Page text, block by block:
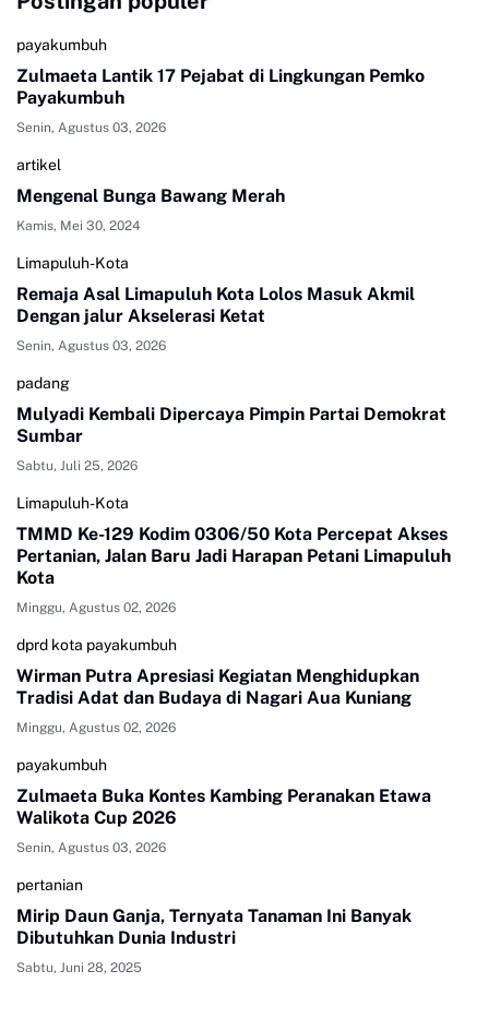
payakumbuh
Zulmaeta Lantik 17 Pejabat di Lingkungan Pemko
Payakumbuh
Senin, Agustus 03, 2026
artikel
Mengenal Bunga Bawang Merah
Kamis, Mei 30, 2024
Limapuluh-Kota
Remaja Asal Limapuluh Kota Lolos Masuk Akmil
Dengan jalur Akselerasi Ketat
Senin, Agustus 03, 2026
padang
Mulyadi Kembali Dipercaya Pimpin Partai Demokrat
Sumbar
Sabtu, Juli 25, 2026
Limapuluh-Kota
TMMD Ke-129 Kodim 0306/50 Kota Percepat Akses
Pertanian, Jalan Baru Jadi Harapan Petani Limapuluh
Kota
Minggu, Agustus 02, 2026
dprd kota payakumbuh
Wirman Putra Apresiasi Kegiatan Menghidupkan
Tradisi Adat dan Budaya di Nagari Aua Kuniang
Minggu, Agustus 02, 2026
payakumbuh
Zulmaeta Buka Kontes Kambing Peranakan Etawa
Walikota Cup 2026
Senin, Agustus 03, 2026
pertanian
Mirip Daun Ganja, Ternyata Tanaman Ini Banyak
Dibutuhkan Dunia Industri
Sabtu, Juni 28, 2025